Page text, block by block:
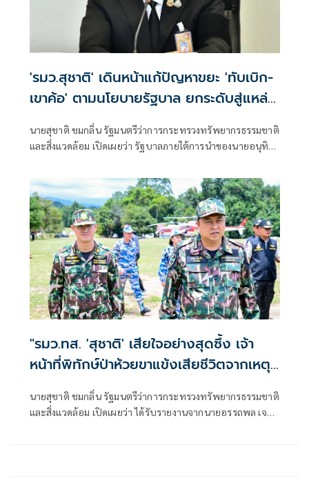
'รมว.สุชาติ' เดินหน้าแก้ปัญหาขยะ 'ทับเบิก-
เขาค้อ' ตามนโยบายรัฐบาล ยกระดับสู่แหล่ง
ท่องเที่ยวคาร์บอนต่ำ สร้างรายได้ควบคู่
รักษาสิ่งแวดล้อม
นายสุชาติ ชมกลิ่น รัฐมนตรีว่าการกระทรวงทรัพยากรธรรมชาติ
และสิ่งแวดล้อม เปิดเผยว่า รัฐบาลภายใต้การนำของนายอนุทิน
ทรัพยากรธรรมชาติและสิ่งแวดล้อมควบคู่กับการพัฒนา
เศรษฐกิจและการท่องเที่ยวอย่างยั่งยืน
"รมว.ทส. 'สุชาติ' เสียใจอย่างสุดซึ้ง เจ้า
หน้าที่พิทักษ์ป่าห้วยขาแข้งเสียชีวิตจากเหตุ
ถูกสัตว์ป่าทำร้าย สั่งดูแลครอบครัวเต็มที่
พร้อมยกระดับมาตรการความปลอดภัยเจ้า
นายสุชาติ ชมกลิ่น รัฐมนตรีว่าการกระทรวงทรัพยากรธรรมชาติ
และสิ่งแวดล้อม เปิดเผยว่า ได้รับรายงานจากนายอรรถพล เจริญ